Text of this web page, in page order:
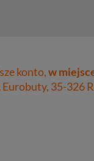
konto,w
Eurobuty, 35-326